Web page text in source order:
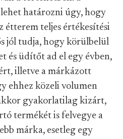
határozni úgy, hogy
étterem teljes értékesítési
jól tudja, hogy körülbelül
és üdítőt ad el egy évben,
illetve a márkázott
ehhez közeli volumen
gyakorlatilag kizárt,
termékét is felvegye a
márka, esetleg egy